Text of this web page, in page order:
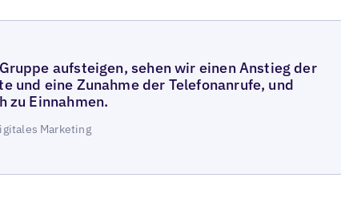
aufsteigen, sehen wir einen Anstieg der
und eine Zunahme der Telefonanrufe, und
zu Einnahmen.
Marketing